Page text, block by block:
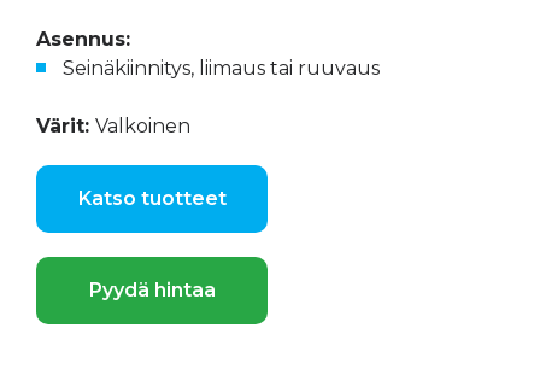
Asennus:
Seinäkiinnitys, liimaus tai ruuvaus
Värit: Valkoinen
Katso tuotteet
Pyydä hintaa